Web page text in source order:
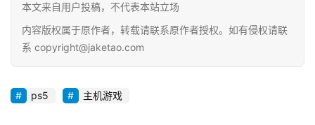
念
推
荐
工
登录
本文来自用户投稿，不代表本站立场
内容版权属于原作者，转载请联系原作者授权。如有侵权请联
系 copyright@jaketao.com
ps5 主机游戏